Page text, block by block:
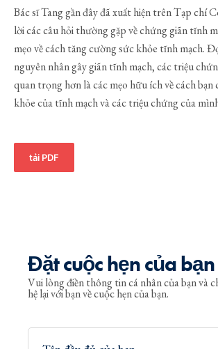
Bác sĩ Tang gần đây đã xuất hiện trên Tạp chí
lời các câu hỏi thường gặp về chứng giãn tĩnh
mẹo về cách tăng cường sức khỏe tĩnh mạch.
nguyên nhân gây giãn tĩnh mạch, các triệu
quan trọng hơn là các mẹo hữu ích về cách bạn
khỏe của tĩnh mạch và các triệu chứng của
tải PDF
Đặt cuộc hẹn của bạn
Vui lòng điền thông tin cá nhân của bạn và
hệ lại với bạn về cuộc hẹn của bạn.